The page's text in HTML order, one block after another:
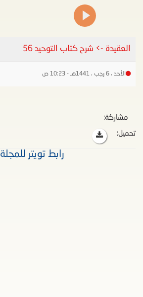
العقيدة -> شرح كتاب التوحيد 56
الأحد ، 6 رجب ، 1441هـ - 10:23 ص
مشاركة:
تحميل:
رابط تويتر للمجلة